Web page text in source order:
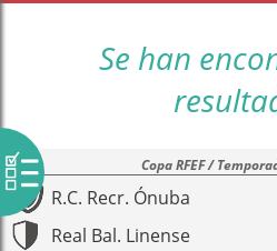
Se han
Copa RFEF /
R.C. Recr. Ónuba
Real Bal. Linense